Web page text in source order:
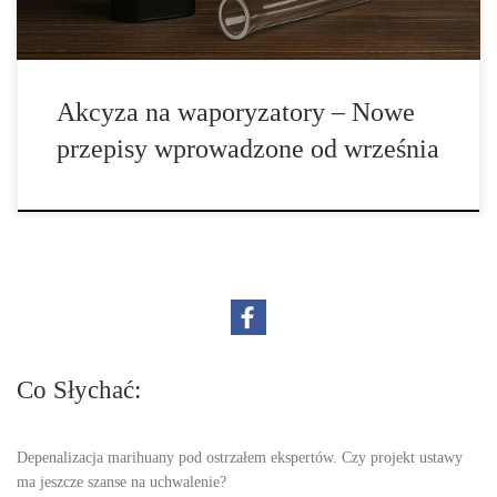
Akcyza na waporyzatory – Nowe
przepisy wprowadzone od września
Co Słychać:
Depenalizacja marihuany pod ostrzałem ekspertów. Czy projekt ustawy
ma jeszcze szanse na uchwalenie?